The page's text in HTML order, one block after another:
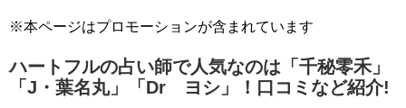
※本ページはプロモーションが含まれています
ハートフルの占い師で人気なのは「千秘零禾」
「J・葉名丸」「Dr ヨシ」！口コミなど紹介!